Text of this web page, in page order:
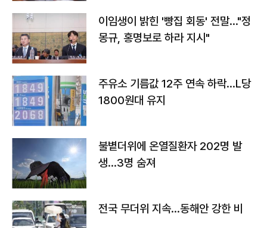
이임생이 밝힌 '빵집 회동' 전말…"정
몽규, 홍명보로 하라 지시"
주유소 기름값 12주 연속 하락…L당
1800원대 유지
불볕더위에 온열질환자 202명 발
생…3명 숨져
전국 무더위 지속…동해안 강한 비